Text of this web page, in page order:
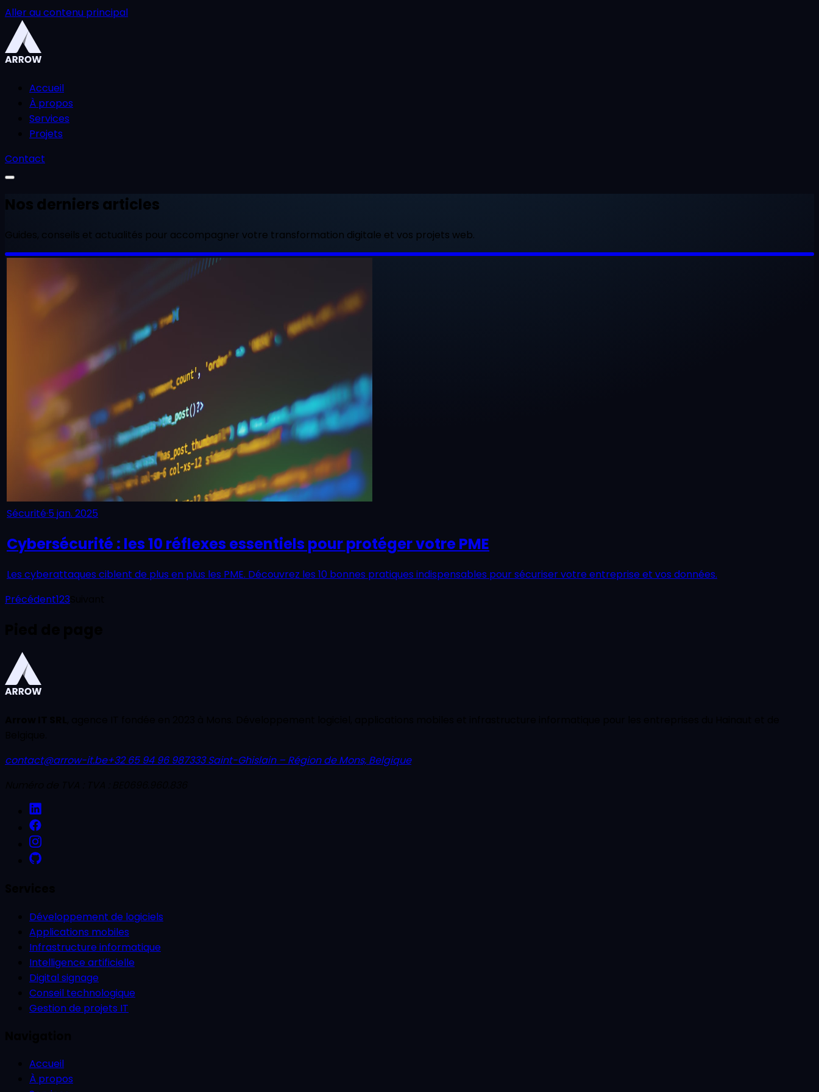
Aller au contenu principal
Accueil
À propos
Services
Projets
Contact
Nos derniers articles
Guides, conseils et actualités pour accompagner votre transformation digitale et vos projets web.
Sécurité·5 jan. 2025
Cybersécurité : les 10 réflexes essentiels pour protéger votre PME
Les cyberattaques ciblent de plus en plus les PME. Découvrez les 10 bonnes pratiques indispensables pour sécuriser votre entreprise et vos données.
Précédent123
contact@arrow-it.be+32 65 94 96 987333 Saint-Ghislain– Région de Mons, Belgique
Développement de logiciels
Applications mobiles
Infrastructure informatique
Intelligence artificielle
Digital signage
Conseil technologique
Gestion de projets IT
Accueil
À propos